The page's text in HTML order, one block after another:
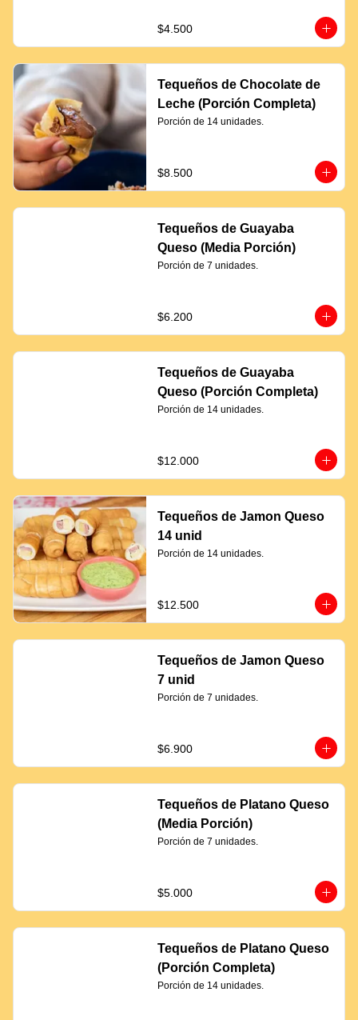
$4.500
Tequeños de Chocolate de
Leche (Porción Completa)
Porción de 14 unidades.
$8.500
Tequeños de Guayaba
Queso (Media Porción)
Porción de 7 unidades.
$6.200
Tequeños de Guayaba
Queso (Porción Completa)
Porción de 14 unidades.
$12.000
Tequeños de Jamon Queso
14 unid
Porción de 14 unidades.
$12.500
Tequeños de Jamon Queso
7 unid
Porción de 7 unidades.
$6.900
Tequeños de Platano Queso
(Media Porción)
Porción de 7 unidades.
$5.000
Tequeños de Platano Queso
(Porción Completa)
Porción de 14 unidades.